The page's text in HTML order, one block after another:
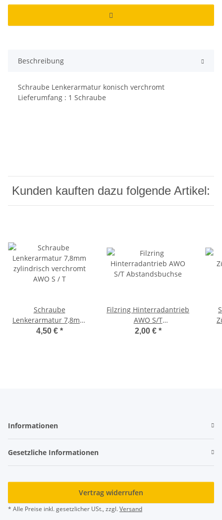
Beschreibung
Schraube Lenkerarmatur konisch verchromt
Lieferumfang : 1 Schraube
Kunden kauften dazu folgende Artikel:
Schraube
Lenkerarmatur 7,8mm
zylindrisch verchromt
4,50 € *
Filzring Hinterradantrieb
AWO S/T
Abstandsbuchse
2,00 € *
Informationen
Gesetzliche Informationen
Vertrag widerrufen
* Alle Preise inkl. gesetzlicher USt., zzgl.Versand